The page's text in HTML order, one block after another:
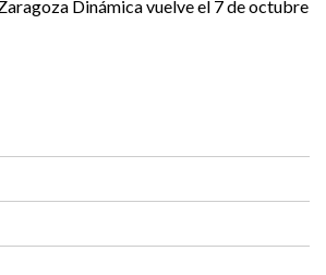
Dinámica vuelve el 7 de octubre